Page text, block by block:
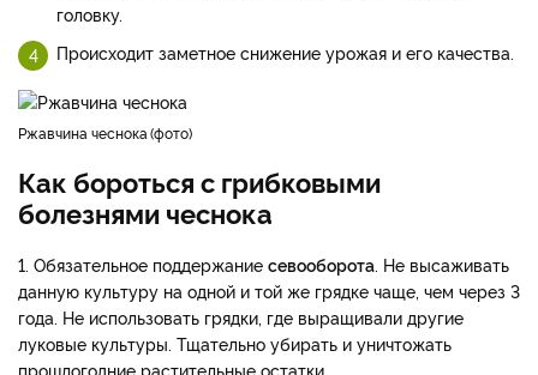
головку.
Происходит заметное снижение урожая и его качества.
Ржавчина чеснока фото
Как бороться с грибковыми
болезнями чеснока
1. Обязательное поддержание севооборота . Не высаживать
данную культуру на одной и той же грядке чаще, чем через 3
года. Не использовать грядки, где выращивали другие
луковые культуры. Тщательно убирать и уничтожать
прошлогодние растительные остатки.